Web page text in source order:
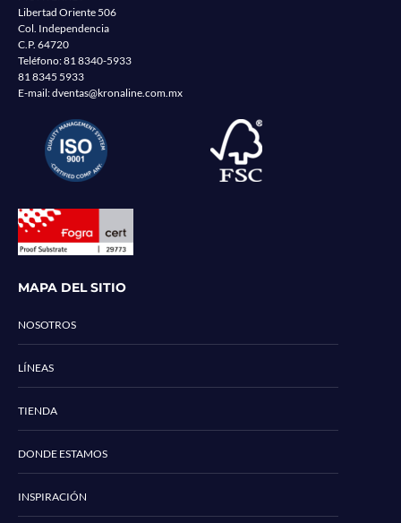
Libertad Oriente 506
Col. Independencia
C.P. 64720
Teléfono:81 8340-5933
81 8345 5933
E-mail:dventas@kronaline.com.mx
MAPA DEL SITIO
NOSOTROS
LÍNEAS
TIENDA
DONDE ESTAMOS
INSPIRACIÓN